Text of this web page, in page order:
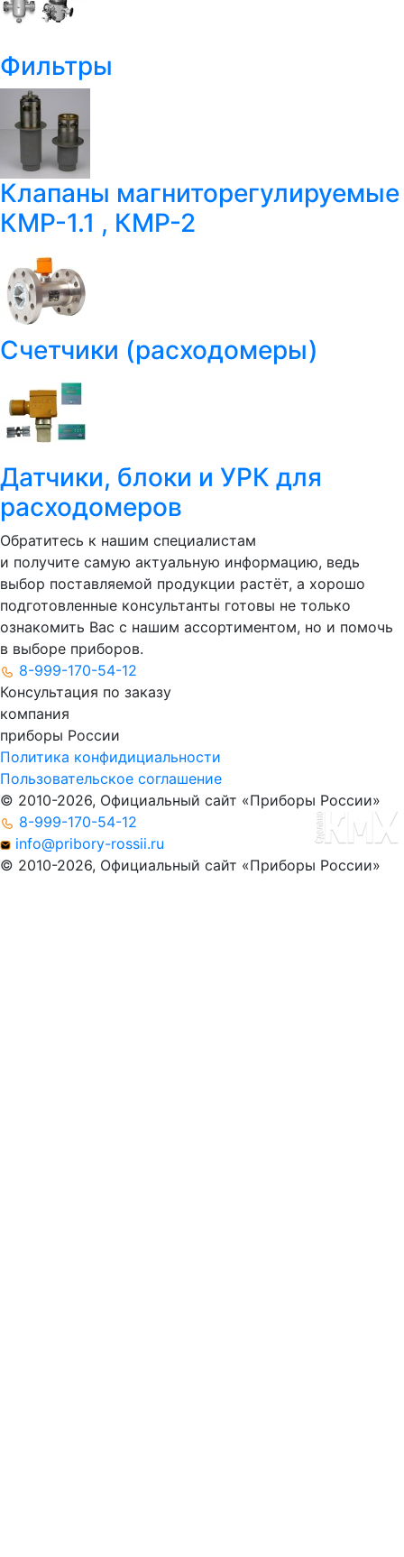
Фильтры
Клапаны магниторегулируемые
КМР-1.1 , КМР-2
Счетчики (расходомеры)
Датчики, блоки и УРК для
расходомеров
Обратитесь к нашим специалистам
и получите самую актуальную информацию, ведь
выбор поставляемой продукции растёт, а хорошо
подготовленные консультанты готовы не только
ознакомить Вас с нашим ассортиментом, но и помочь
в выборе приборов.
8-999-170-54-12
Консультация по заказу
компания
приборы России
Политика конфидициальности
Пользовательское соглашение
© 2010-2026, Официальный сайт «Приборы России»
8-999-170-54-12
info@pribory-rossii.ru
© 2010-2026, Официальный сайт «Приборы России»